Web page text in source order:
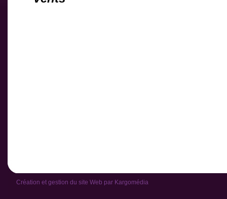
Création et gestion du site Web par Kargomédia